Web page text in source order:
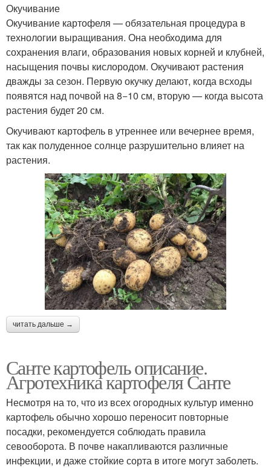
Окучивание
Окучивание картофеля — обязательная процедура в
технологии выращивания. Она необходима для
сохранения влаги, образования новых корней и клубней,
насыщения почвы кислородом. Окучивают растения
дважды за сезон. Первую окучку делают, когда всходы
появятся над почвой на 8−10 см, вторую — когда высота
растения будет 20 см.
Окучивают картофель в утреннее или вечернее время,
так как полуденное солнце разрушительно влияет на
растения.
читать дальше →
Санте картофель описание.
Агротехника картофеля Санте
Несмотря на то, что из всех огородных культур именно
картофель обычно хорошо переносит повторные
посадки, рекомендуется соблюдать правила
севооборота. В почве накапливаются различные
инфекции, и даже стойкие сорта в итоге могут заболеть.